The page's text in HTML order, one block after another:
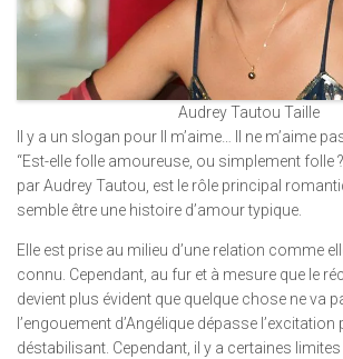
Audrey Tautou Taille
Il y a un slogan pour Il m’aime… Il ne m’aime
“Est-elle folle amoureuse, ou simplement folle
par Audrey Tautou, est le rôle principal
semble être une histoire d’amour typique.
Elle est prise au milieu d’une relation comme
connu. Cependant, au fur et à mesure que le
devient plus évident que quelque chose ne va
l’engouement d’Angélique dépasse l’excitation
déstabilisant. Cependant, il y a certaines